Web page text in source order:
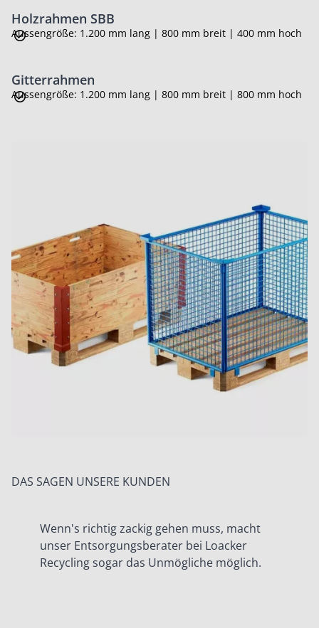
Holzrahmen SBB
Aussengröße: 1.200 mm lang | 800 mm breit | 400 mm hoch
Gitterrahmen
Aussengröße: 1.200 mm lang | 800 mm breit | 800 mm hoch
DAS SAGEN UNSERE KUNDEN
Wenn's richtig zackig gehen muss, macht
unser Entsorgungsberater bei Loacker
Recycling sogar das Unmögliche möglich.